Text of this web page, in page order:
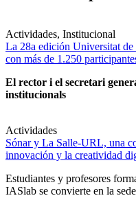
Actividades, Institucional
La 28a edición Universitat
con más de 1.250
El rector i el secretari
institucionals
Actividades
Sónar y La Salle-URL, una
innovación y la creatividad
Estudiantes y profesores
IASlab se convierte en la